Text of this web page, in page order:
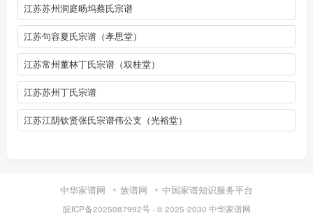
江苏苏州洞庭旸坞蔡氏宗谱
江苏句容夏氏宗谱（孝思堂）
江苏常州董林丁氏宗谱（双桂堂）
江苏苏州丁氏宗谱
江苏江阴钦贤张氏宗谱伟公支（光裕堂）
中华家谱网 族谱网 中国家谱知识服务平台
皖ICP备2025087992号· © 2025-2030 中华家谱网